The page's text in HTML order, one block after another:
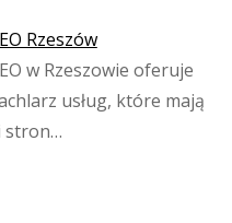
Rzeszów
w Rzeszowie oferuje
usług, które mają
stron…